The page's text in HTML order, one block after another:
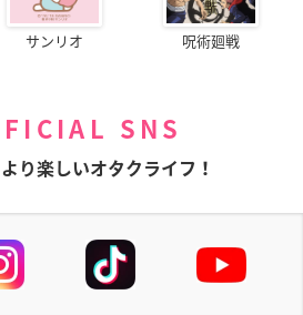
サンリオ 呪術廻戦
SNS
り楽しいオタクライフ！